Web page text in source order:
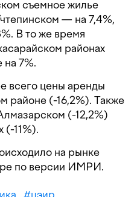
съемное жилье
— на 7,4%,
В то же время
районах
на 7%.
всего цены аренды
районе (-16,2%). Также
(-12,2%)
(-11%).
на рынке
по версии ИМРИ.